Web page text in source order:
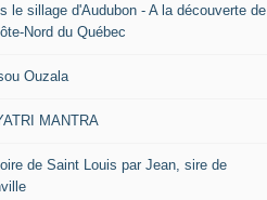
le sillage d'Audubon - A la découverte de
Nord du Québec
Ouzala
MANTRA
de Saint Louis par Jean, sire de